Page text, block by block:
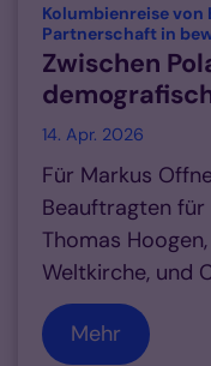
Kolumbienreise
Partnerschaft in
Zwischen
14. Apr. 2026
Für Markus
Beauftragten
Thomas
Weltkirche, und
Mehr